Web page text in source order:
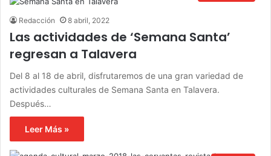
Redacción 8 abril, 2022
Las actividades de ‘Semana Santa’
regresan a Talavera
Del 8 al 18 de abril, disfrutaremos de una gran variedad de
actividades culturales de Semana Santa en Talavera.
Después…
Leer Más »